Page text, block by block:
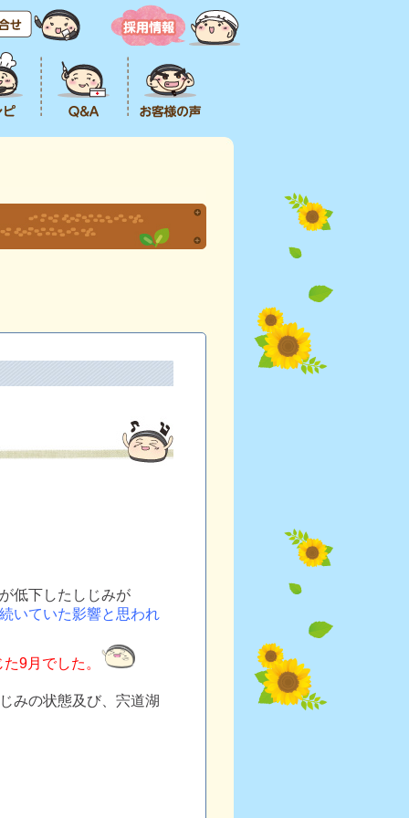
低下したしじみが
いていた影響と思われ
9月でした。
みの状態及び、宍道湖